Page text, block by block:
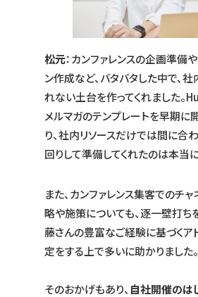
松元：カンファレンスの企画準備
ン作成など、バタバタした中で、
れない土台を作ってくれました。
メルマガのテンプレートを早期に
り、社内リソースだけでは間に合
回りして準備してくれたのは本当
また、カンファレンス集客でのチ
略や施策についても、逐一壁打ち
藤さんの豊富なご経験に基づくア
定をする上で多いに助かりました。
そのおかげもあり、 自社開催のは